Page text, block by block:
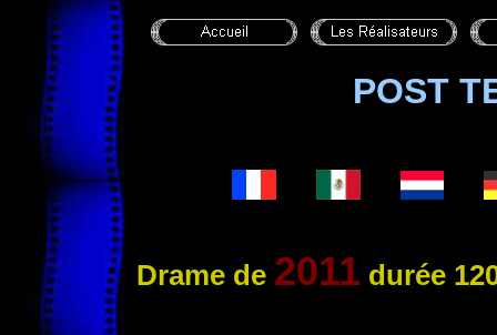
POST
Drame de 2011 durée